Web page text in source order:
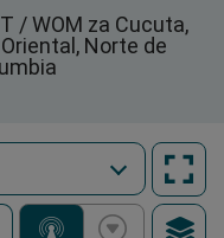
/ WOM za Cucuta,
Norte de